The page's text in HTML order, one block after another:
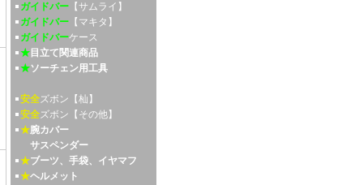
ガイドバー 【サムライ】
ガイドバー 【マキタ】
ガイドバーケース
★ 目立て関連商品
★ソーチェン用工具
安全ズボン【杣】
安全ズボン【その他】
★腕カバー
サスペンダー
★ブーツ、手袋、イヤマフ
★ヘルメット